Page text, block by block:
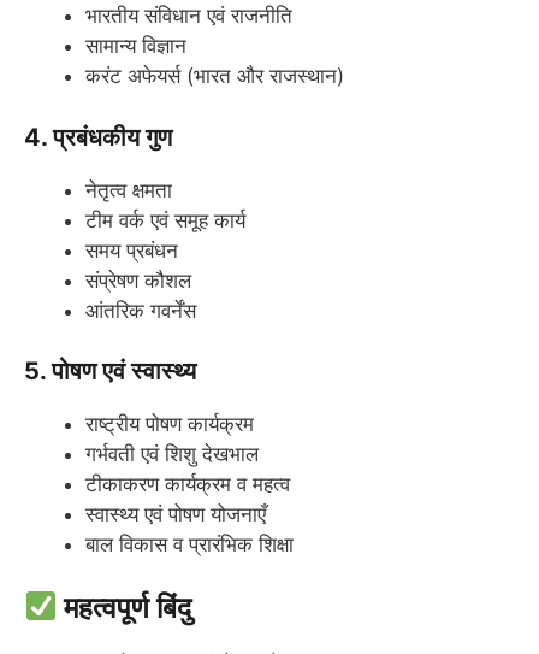
भारतीय संविधान एवं राजनीति
सामान्य विज्ञान
करंट अफेयर्स (भारत और राजस्थान)
4. प्रबंधकीय गुण
नेतृत्व क्षमता
टीम वर्क एवं समूह कार्य
समय प्रबंधन
संप्रेषण कौशल
आंतरिक गवर्नेंस
5. पोषण एवं स्वास्थ्य
राष्ट्रीय पोषण कार्यक्रम
गर्भवती एवं शिशु देखभाल
टीकाकरण कार्यक्रम व महत्व
स्वास्थ्य एवं पोषण योजनाएँ
बाल विकास व प्रारंभिक शिक्षा
महत्वपूर्ण बिंदु